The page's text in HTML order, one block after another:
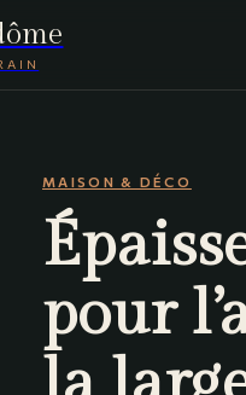
MAISON & DÉCO
pour